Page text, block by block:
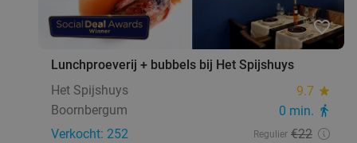
favorite_border
Lunchproeverij + bubbels bij Het Spijshuys
Het Spijshuys
9.7 star
Boornbergum 0 min. directions_walk
Verkocht: 252 Regulier €22